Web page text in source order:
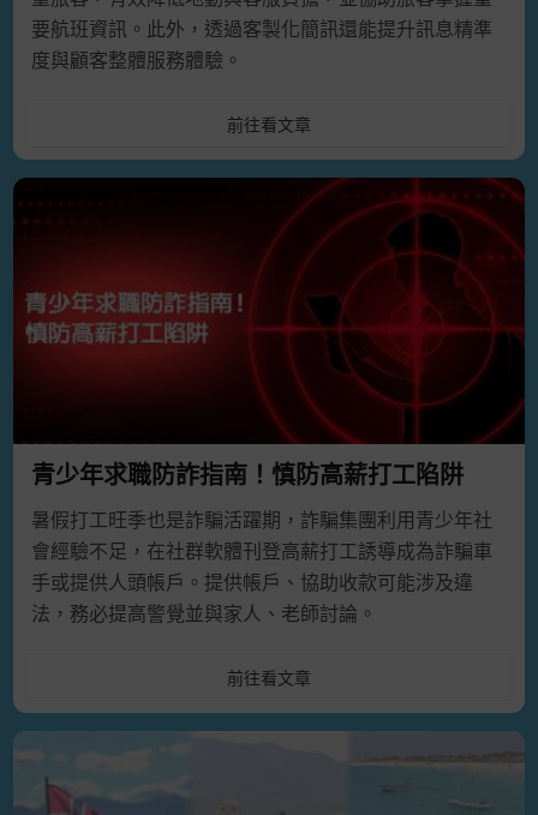
進來看看一解獨家特色 👉點我了解更多行銷手法
享有50則免費發送 ，立即體驗詮力科技最友善的發送介
面與最穩定的短訊發送平台。
要航班資訊。此外，透過客製化簡訊還能提升訊息精準
度與顧客整體服務體驗。
前往看文章
青少年求職防詐指南！慎防高薪打工陷阱
暑假打工旺季也是詐騙活躍期，詐騙集團利用青少年社
會經驗不足，在社群軟體刊登高薪打工誘導成為詐騙車
手或提供人頭帳戶。提供帳戶、協助收款可能涉及違
法，務必提高警覺並與家人、老師討論。
前往看文章